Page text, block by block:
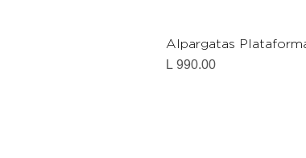
Alpargatas
Precio
L 990.00